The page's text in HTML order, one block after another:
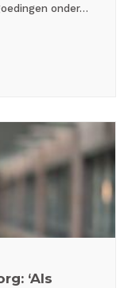
onder…
‘Als